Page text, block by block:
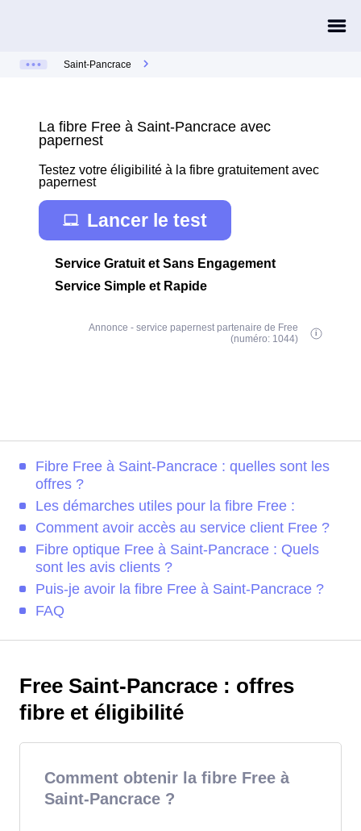
Saint-Pancrace
La fibre Free à Saint-Pancrace avec
papernest
Testez votre éligibilité à la fibre gratuitement avec
papernest
Lancer le test
Service Gratuit et Sans Engagement
Service Simple et Rapide
Annonce - service papernest partenaire de Free
(numéro: 1044)
Fibre Free à Saint-Pancrace : quelles sont les
offres ?
Les démarches utiles pour la fibre Free :
Comment avoir accès au service client Free ?
Fibre optique Free à Saint-Pancrace : Quels
sont les avis clients ?
Puis-je avoir la fibre Free à Saint-Pancrace ?
FAQ
Free Saint-Pancrace : offres
fibre et éligibilité
Comment obtenir la fibre Free à
Saint-Pancrace ?